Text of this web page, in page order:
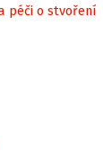
péči o stvoření